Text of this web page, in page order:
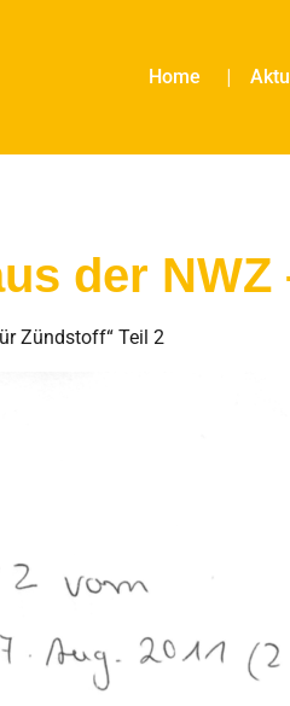
Home
der NWZ
Zündstoff“ Teil 2